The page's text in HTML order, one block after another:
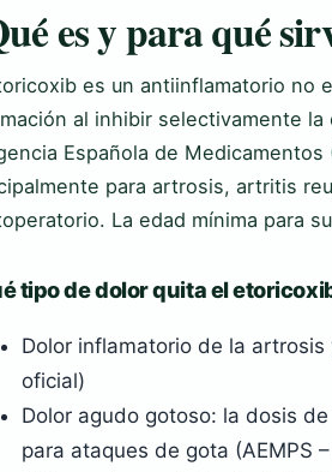
es y para qué
es un antiinflamatorio no
al inhibir selectivamente
Española de Medicamentos
para artrosis, artritis
La edad mínima para
tipo de dolor quita el
Dolor inflamatorio de la
oficial)
Dolor agudo gotoso: la dosis
para ataques de gota (AEMPS